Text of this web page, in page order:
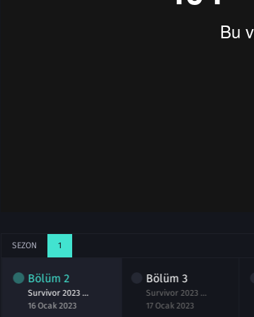
SEZON 1
Bölüm 2
Survivor 2023 2.Bölüm izle 16 Ocak
16 Ocak 2023
Bölüm3
Survivor 2023 3.Bölüm izle 17 Ocak
17 Ocak 2023